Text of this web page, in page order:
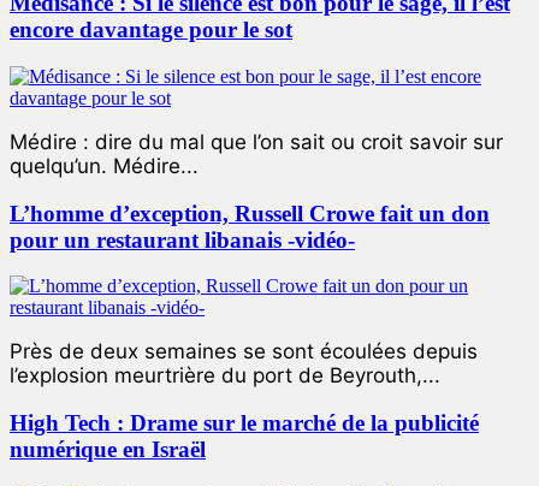
encore davantage pour le sot
Médire : dire du mal que l’on sait ou croit savoir sur
quelqu’un. Médire...
L’homme d’exception, Russell Crowe fait un don
pour un restaurant libanais -vidéo-
Près de deux semaines se sont écoulées depuis
l’explosion meurtrière du port de Beyrouth,...
High Tech : Drame sur le marché de la publicité
numérique en Israël